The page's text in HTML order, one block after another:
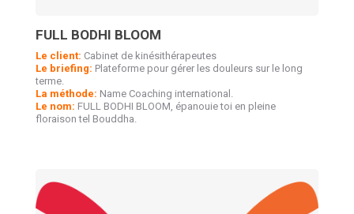
FULL BODHI BLOOM
Le client: Cabinet de kinésithérapeutes
Le briefing: Plateforme pour gérer les douleurs sur le long
terme.
La méthode: Name Coaching international.
Le nom: FULL BODHI BLOOM, épanouie toi en pleine
floraison tel Bouddha.